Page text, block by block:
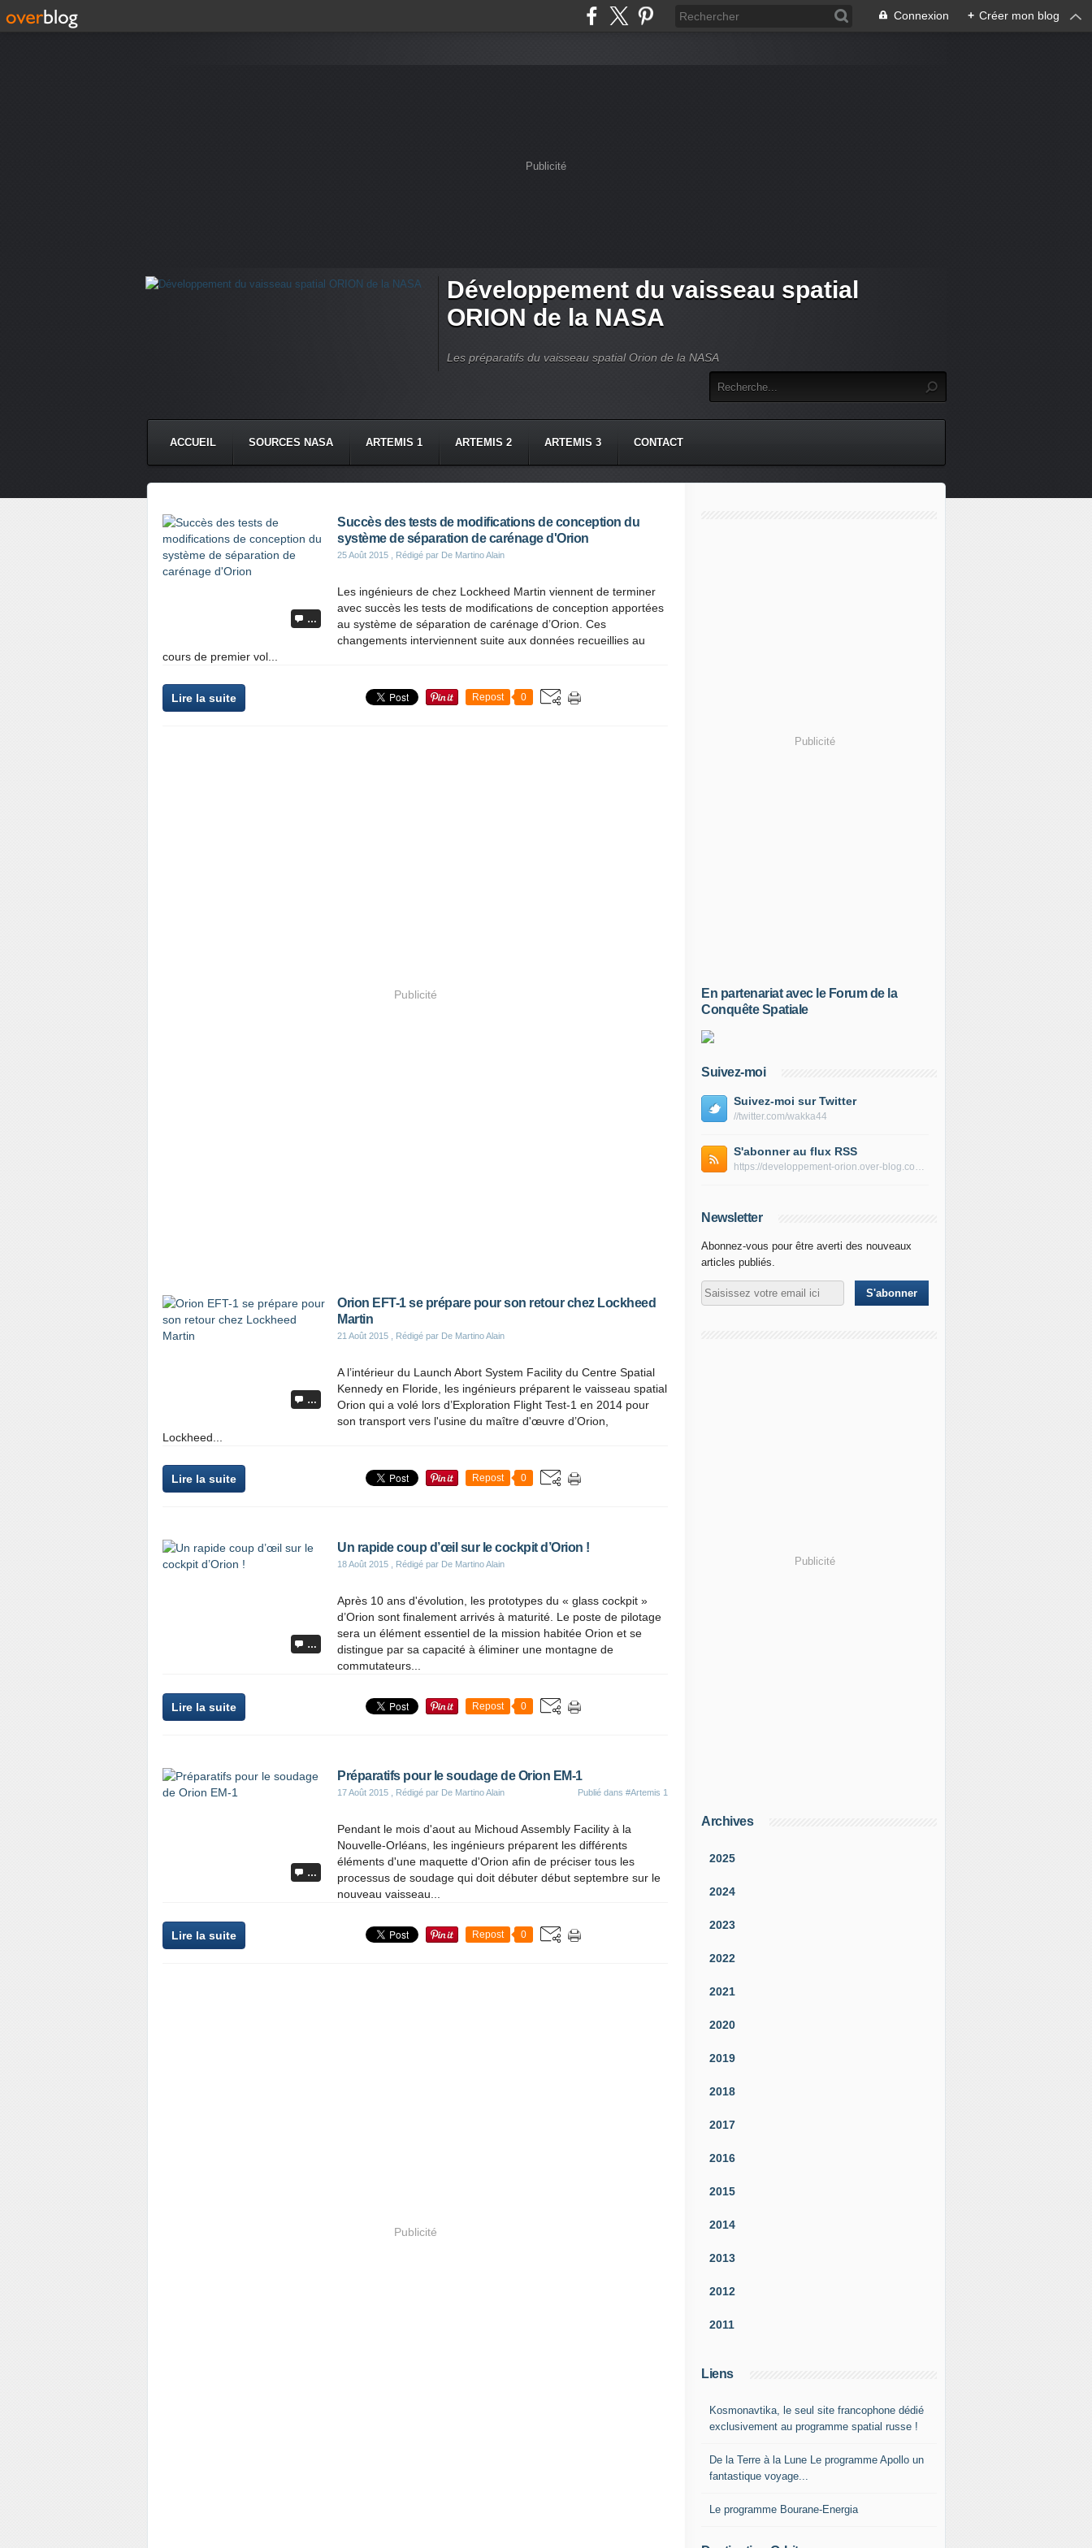
Connexion + Créer mon blog
Publicité
Développement du vaisseau spatial
ORION de la NASA
Les préparatifs du vaisseau spatial Orion de la NASA
ACCUEIL SOURCES NASA ARTEMIS 1 ARTEMIS 2 ARTEMIS 3 CONTACT
…
Succès des tests de modifications de conception du
système de séparation de carénage d'Orion
25 Août 2015 , Rédigé par De Martino Alain
Les ingénieurs de chez Lockheed Martin viennent de terminer
avec succès les tests de modifications de conception apportées
au système de séparation de carénage d’Orion. Ces
changements interviennent suite aux données recueillies au
cours de premier vol...
Lire la suite Repost 0
Publicité
…
Orion EFT-1 se prépare pour son retour chez Lockheed
Martin
21 Août 2015 , Rédigé par De Martino Alain
A l’intérieur du Launch Abort System Facility du Centre Spatial
Kennedy en Floride, les ingénieurs préparent le vaisseau spatial
Orion qui a volé lors d’Exploration Flight Test-1 en 2014 pour
son transport vers l'usine du maître d'œuvre d’Orion,
Lockheed...
Lire la suite Repost 0
…
Un rapide coup d’œil sur le cockpit d’Orion !
18 Août 2015 , Rédigé par De Martino Alain
Après 10 ans d'évolution, les prototypes du « glass cockpit »
d’Orion sont finalement arrivés à maturité. Le poste de pilotage
sera un élément essentiel de la mission habitée Orion et se
distingue par sa capacité à éliminer une montagne de
commutateurs...
Lire la suite Repost 0
…
Préparatifs pour le soudage de Orion EM-1
17 Août 2015 , Rédigé par De Martino Alain Publié dans #Artemis 1
Pendant le mois d'aout au Michoud Assembly Facility à la
Nouvelle-Orléans, les ingénieurs préparent les différents
éléments d'une maquette d'Orion afin de préciser tous les
processus de soudage qui doit débuter début septembre sur le
nouveau vaisseau...
Lire la suite Repost 0
Publicité
Publicité
En partenariat avec le Forum de la
Conquête Spatiale
Suivez-moi
Suivez-moi sur Twitter
//twitter.com/wakka44
S'abonner au flux RSS
https://developpement-orion.over-blog.com/rss
Newsletter
Abonnez-vous pour être averti des nouveaux
articles publiés.
Publicité
Archives
2025
2024
2023
2022
2021
2020
2019
2018
2017
2016
2015
2014
2013
2012
2011
Liens
Kosmonavtika, le seul site francophone dédié
exclusivement au programme spatial russe !
De la Terre à la Lune Le programme Apollo un
fantastique voyage...
Le programme Bourane-Energia